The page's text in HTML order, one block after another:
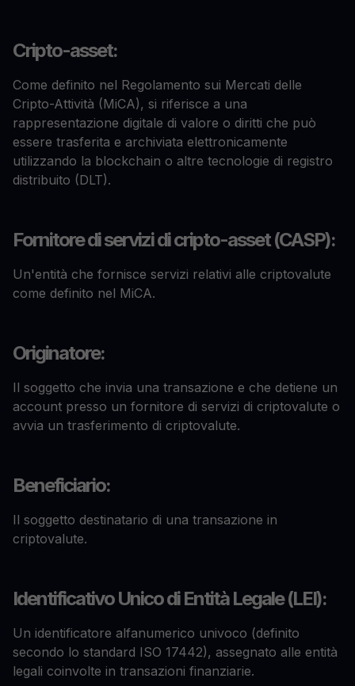
Cripto-asset:
Come definito nel Regolamento sui Mercati delle
Cripto-Attività (MiCA), si riferisce a una
rappresentazione digitale di valore o diritti che può
essere trasferita e archiviata elettronicamente
utilizzando la blockchain o altre tecnologie di registro
distribuito (DLT).
Fornitore di servizi di cripto-asset (CASP):
Un'entità che fornisce servizi relativi alle criptovalute
come definito nel MiCA.
Originatore:
Il soggetto che invia una transazione e che detiene un
account presso un fornitore di servizi di criptovalute o
avvia un trasferimento di criptovalute.
Beneficiario:
Il soggetto destinatario di una transazione in
criptovalute.
Identificativo Unico di Entità Legale (LEI):
Un identificatore alfanumerico univoco (definito
secondo lo standard ISO 17442), assegnato alle entità
legali coinvolte in transazioni finanziarie.